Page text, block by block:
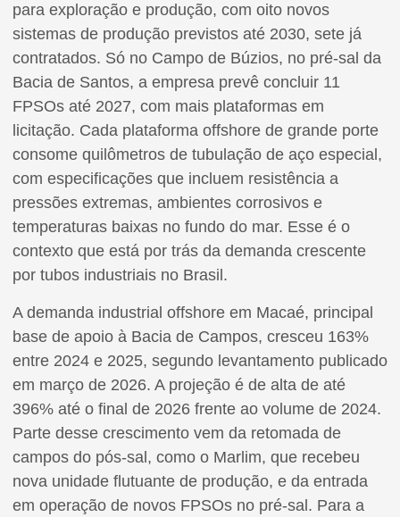
para exploração e produção, com oito novos
sistemas de produção previstos até 2030, sete já
contratados. Só no Campo de Búzios, no pré-sal da
Bacia de Santos, a empresa prevê concluir 11
FPSOs até 2027, com mais plataformas em
licitação. Cada plataforma offshore de grande porte
consome quilômetros de tubulação de aço especial,
com especificações que incluem resistência a
pressões extremas, ambientes corrosivos e
temperaturas baixas no fundo do mar. Esse é o
contexto que está por trás da demanda crescente
por tubos industriais no Brasil.
A demanda industrial offshore em Macaé, principal
base de apoio à Bacia de Campos, cresceu 163%
entre 2024 e 2025, segundo levantamento publicado
em março de 2026. A projeção é de alta de até
396% até o final de 2026 frente ao volume de 2024.
Parte desse crescimento vem da retomada de
campos do pós-sal, como o Marlim, que recebeu
nova unidade flutuante de produção, e da entrada
em operação de novos FPSOs no pré-sal. Para a